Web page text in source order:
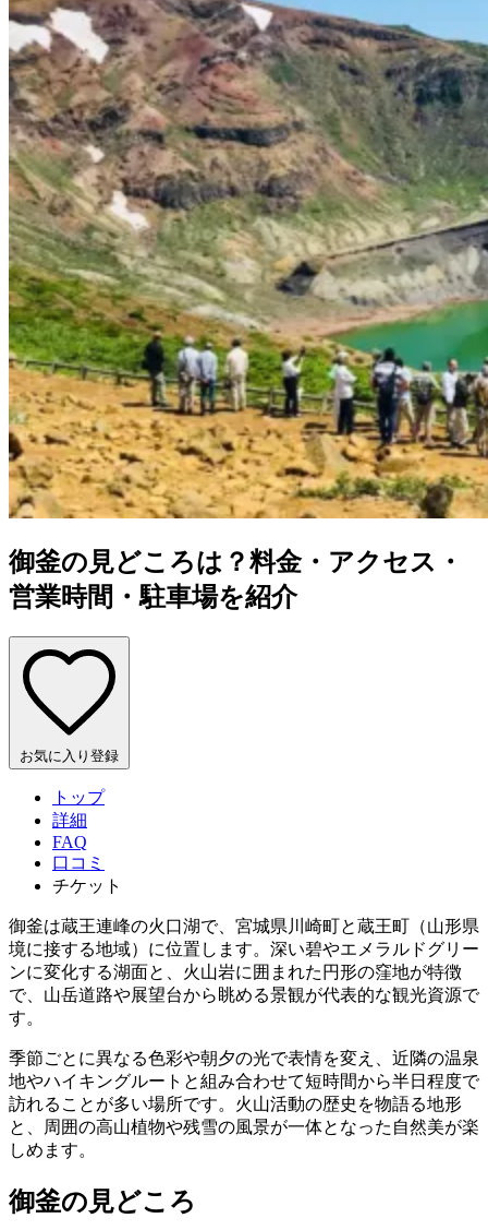
御釜の見どころは？料金・アクセス・
営業時間・駐車場を紹介
お気に入り登録
トップ
詳細
FAQ
口コミ
チケット
御釜は蔵王連峰の火口湖で、宮城県川崎町と蔵王町（山形県
境に接する地域）に位置します。深い碧やエメラルドグリー
ンに変化する湖面と、火山岩に囲まれた円形の窪地が特徴
で、山岳道路や展望台から眺める景観が代表的な観光資源で
す。
季節ごとに異なる色彩や朝夕の光で表情を変え、近隣の温泉
地やハイキングルートと組み合わせて短時間から半日程度で
訪れることが多い場所です。火山活動の歴史を物語る地形
と、周囲の高山植物や残雪の風景が一体となった自然美が楽
しめます。
御釜の見どころ